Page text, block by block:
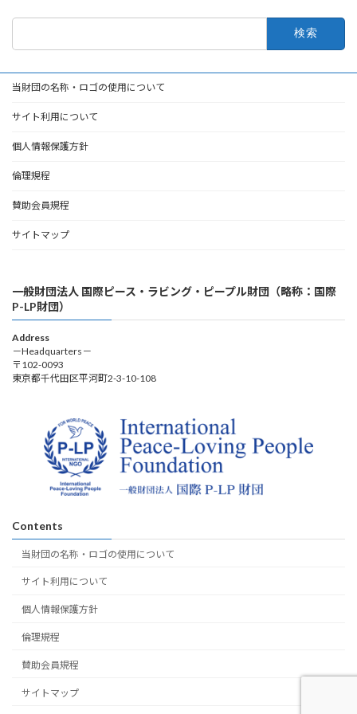
当財団の名称・ロゴの使用について
サイト利用について
個人情報保護方針
倫理規程
賛助会員規程
サイトマップ
一般財団法人 国際ピース・ラビング・ピープル財団（略称：国際
P-LP財団）
Address
－Headquarters－
〒102-0093
東京都千代田区平河町2-3-10-108
Contents
当財団の名称・ロゴの使用について
サイト利用について
個人情報保護方針
倫理規程
賛助会員規程
サイトマップ